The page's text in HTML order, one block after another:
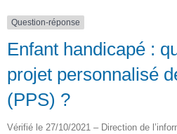
Question-réponse
Enfant handicapé :
projet personnalisé
(PPS) ?
Vérifié le 27/10/2021 – Direction de